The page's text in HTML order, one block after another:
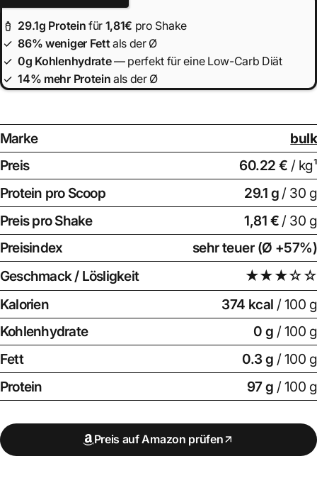
29.1g Protein für 1,81€ pro Shake
86% weniger Fettals der Ø
0g Kohlenhydrate— perfekt für eine Low-Carb Diät
14% mehr Protein als der Ø
Marke
bulk
Preis
60.22 € / kg¹
Protein pro Scoop
29.1 g / 30 g
Preis pro Shake
1,81 € / 30 g
Preisindex
sehr teuer (Ø +57%)
Geschmack / Lösligkeit
★★★☆☆
Kalorien
374 kcal / 100 g
Kohlenhydrate
0 g / 100 g
Fett
0.3 g / 100 g
Protein
97 g / 100 g
Preis auf Amazon prüfen